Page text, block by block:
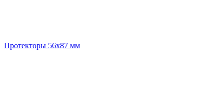
Протекторы 56x87 мм